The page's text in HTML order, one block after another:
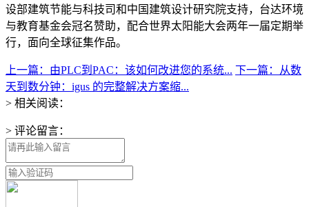
设部建筑节能与科技司和中国建筑设计研究院支持，台达环境
与教育基金会冠名赞助，配合世界太阳能大会两年一届定期举
行，面向全球征集作品。
上一篇：由PLC到PAC：该如何改进您的系统... 下一篇：从数
天到数分钟：igus 的完整解决方案缩...
> 相关阅读：
> 评论留言：